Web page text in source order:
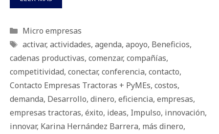
Categorías
Micro empresas
Etiquetas
activar, actividades, agenda, apoyo, Beneficios,
cadenas productivas, comenzar, compañías,
competitividad, conectar, conferencia, contacto,
Contacto Empresas Tractoras + PyMEs, costos,
demanda, Desarrollo, dinero, eficiencia, empresas,
empresas tractoras, éxito, ideas, Impulso, innovación,
innovar, Karina Hernández Barrera, más dinero,